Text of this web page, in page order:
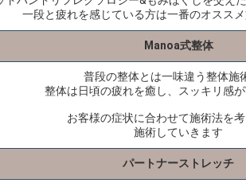
一段と疲れを感じている方は一番のオスス
Manoa式整体
普段の整体とは一味違う整体施
整体は日頃の疲れを癒し、スッキリ感
お客様の症状に合わせて施術法を
施術していきます
パートナーストレッチ